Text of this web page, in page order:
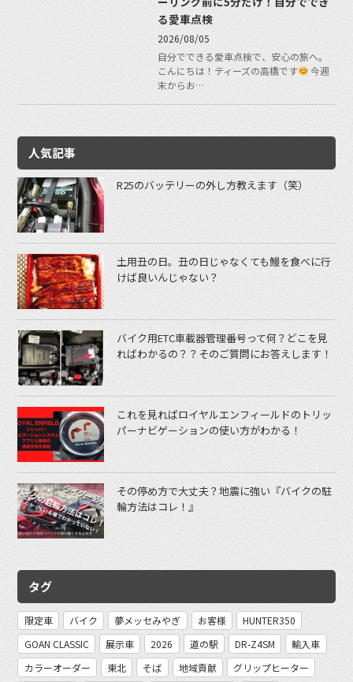
る愛車点検
2026/08/05
自分でできる愛車点検で、安心の旅へ。
こんにちは！ティーズの高橋です
今週
末からお…
人気記事
R25のバッテリーの外し方教えます（笑）
土用丑の日。丑の日じゃなくても鰻を食べに行
けば良いんじゃない？
バイク用ETC車載器管理番号って何？どこを見
ればわかるの？？そのご質問にお答えします！
これを見ればロイヤルエンフィールドのトリッ
パーナビゲーションの使い方がわかる！
その停め方で大丈夫？地震に強い『バイクの駐
輪方法はコレ！』
タグ
限定車 バイク 夢メッセみやぎ お客様
HUNTER350
GOAN CLASSIC
展示車 2026 道の駅 DR-Z4SM
輸入車
カラーオーダー
東北 そば 地域貢献
グリップヒーター